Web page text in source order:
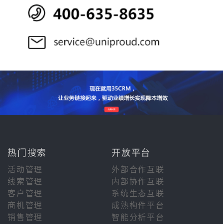
热门搜索 开放平台
活动管理
外部合作互联
线索管理
内部协作互联
客户管理
系统生态互联
商机管理
成熟构件平台
销售管理
智能分析平台